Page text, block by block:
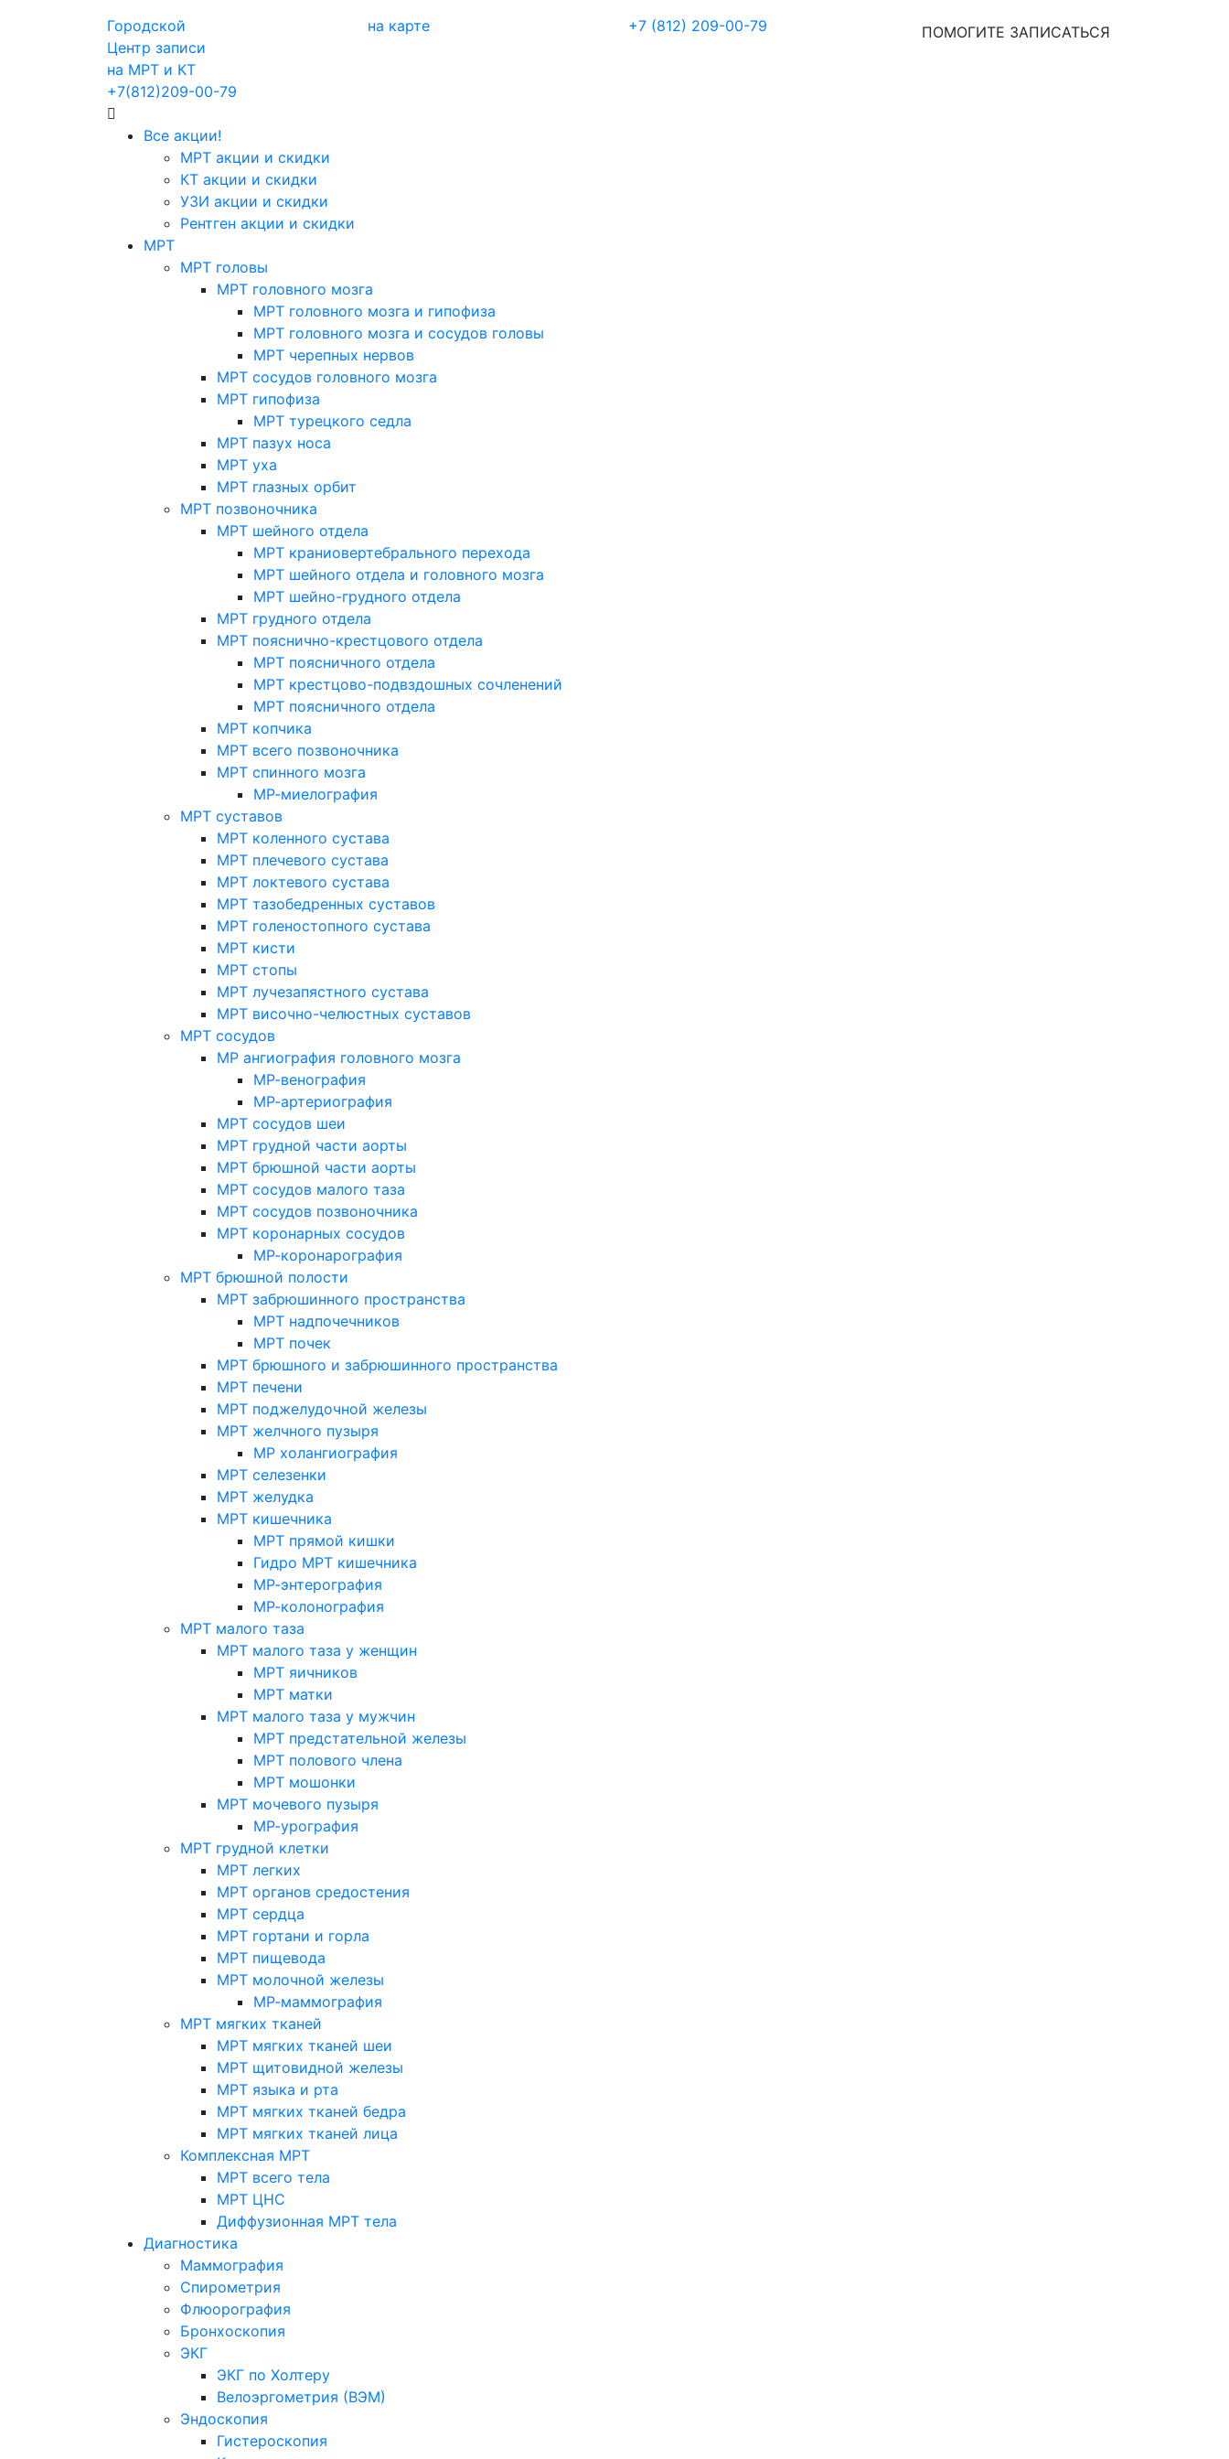
Городской
Центр записи
на МРТ и КТ
+7(812)209-00-79
на карте +7 (812) 209-00-79 ПОМОГИТЕ ЗАПИСАТЬСЯ
Все акции!
МРТ акции и скидки
КТ акции и скидки
УЗИ акции и скидки
Рентген акции и скидки
МРТ
МРТ головы
МРТ головного мозга
МРТ головного мозга и гипофиза
МРТ головного мозга и сосудов головы
МРТ черепных нервов
МРТ сосудов головного мозга
МРТ гипофиза
МРТ турецкого седла
МРТ пазух носа
МРТ уха
МРТ глазных орбит
МРТ позвоночника
МРТ шейного отдела
МРТ краниовертебрального перехода
МРТ шейного отдела и головного мозга
МРТ шейно-грудного отдела
МРТ грудного отдела
МРТ пояснично-крестцового отдела
МРТ поясничного отдела
МРТ крестцово-подвздошных сочленений
МРТ поясничного отдела
МРТ копчика
МРТ всего позвоночника
МРТ спинного мозга
МР-миелография
МРТ суставов
МРТ коленного сустава
МРТ плечевого сустава
МРТ локтевого сустава
МРТ тазобедренных суставов
МРТ голеностопного сустава
МРТ кисти
МРТ стопы
МРТ лучезапястного сустава
МРТ височно-челюстных суставов
МРТ сосудов
МР ангиография головного мозга
МР-венография
МР-артериография
МРТ сосудов шеи
МРТ грудной части аорты
МРТ брюшной части аорты
МРТ сосудов малого таза
МРТ сосудов позвоночника
МРТ коронарных сосудов
МР-коронарография
МРТ брюшной полости
МРТ забрюшинного пространства
МРТ надпочечников
МРТ почек
МРТ брюшного и забрюшинного пространства
МРТ печени
МРТ поджелудочной железы
МРТ желчного пузыря
МР холангиография
МРТ селезенки
МРТ желудка
МРТ кишечника
МРТ прямой кишки
Гидро МРТ кишечника
МР-энтерография
МР-колонография
МРТ малого таза
МРТ малого таза у женщин
МРТ яичников
МРТ матки
МРТ малого таза у мужчин
МРТ предстательной железы
МРТ полового члена
МРТ мошонки
МРТ мочевого пузыря
МР-урография
МРТ грудной клетки
МРТ легких
МРТ органов средостения
МРТ сердца
МРТ гортани и горла
МРТ пищевода
МРТ молочной железы
МР-маммография
МРТ мягких тканей
МРТ мягких тканей шеи
МРТ щитовидной железы
МРТ языка и рта
МРТ мягких тканей бедра
МРТ мягких тканей лица
Комплексная МРТ
МРТ всего тела
МРТ ЦНС
Диффузионная МРТ тела
Диагностика
Маммография
Спирометрия
Флюорография
Бронхоскопия
ЭКГ
ЭКГ по Холтеру
Велоэргометрия (ВЭМ)
Эндоскопия
Гистероскопия